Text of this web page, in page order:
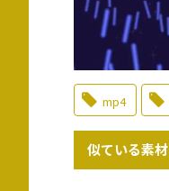
mp4
似ている素材